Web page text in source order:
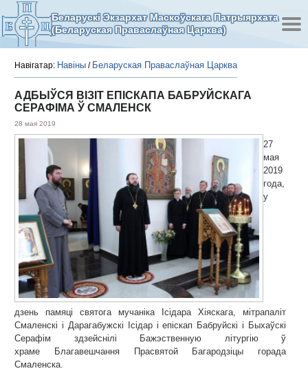
Беларускі Экзархат Маскоўскага Патрыярхата
(Беларуская Праваслаўная Царква)
Навігатар: Навіны / Беларуская Праваслаўная Царква
АДБЫЎСЯ ВІЗІТ ЕПІСКАПА БАБРУЙСКАГА
СЕРАФІМА Ў СМАЛЕНСК
28 мая 2019
27
мая
2019
года,
у
дзень памяці святога мучаніка Ісідара Хіяскага, мітрапаліт
Смаленскі і Дарагабужскі Ісідар і епіскап Бабруйскі і Быхаўскі
Серафім здзейснілі Бажэственную літургію ў
храме Благавешчання Прасвятой Багародзіцы горада
Смаленска.